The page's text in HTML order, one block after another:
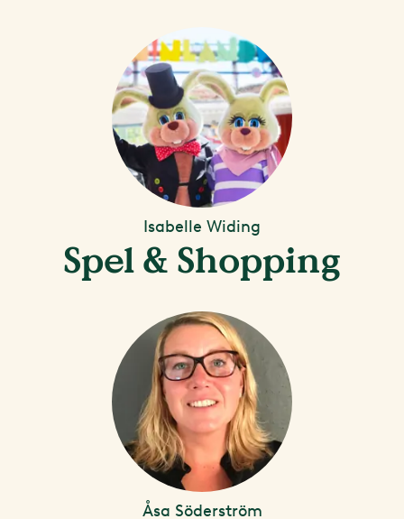
Isabelle Widing
Spel & Shopping
Åsa Söderström